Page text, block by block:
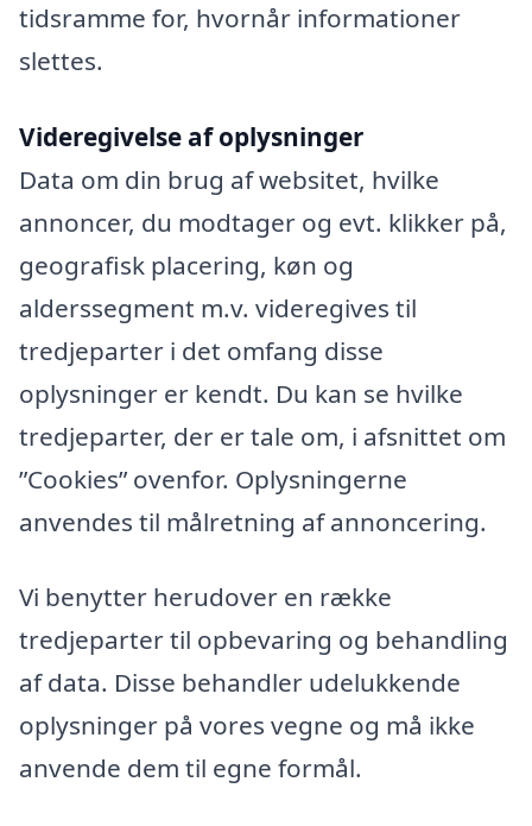
tidsramme for, hvornår informationer
slettes.
Videregivelse af oplysninger
Data om din brug af websitet, hvilke
annoncer, du modtager og evt. klikker på,
geografisk placering, køn og
alderssegment m.v. videregives til
tredjeparter i det omfang disse
oplysninger er kendt. Du kan se hvilke
tredjeparter, der er tale om, i afsnittet om
”Cookies” ovenfor. Oplysningerne
anvendes til målretning af annoncering.
Vi benytter herudover en række
tredjeparter til opbevaring og behandling
af data. Disse behandler udelukkende
oplysninger på vores vegne og må ikke
anvende dem til egne formål.